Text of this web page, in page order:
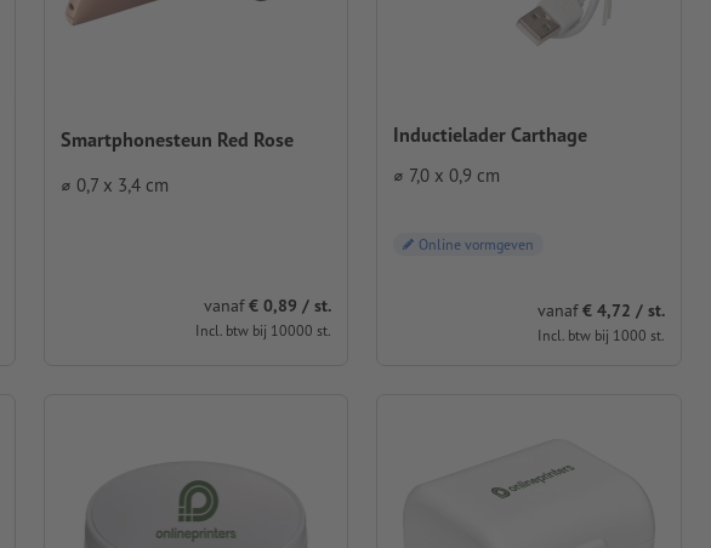
Smartphonesteun Red Rose
⌀ 0,7 x 3,4 cm
vanaf€ 0,89 / st.
Incl. btw bij 10000 st.
Inductielader Carthage
⌀ 7,0 x 0,9 cm
Online vormgeven
vanaf€ 4,72 / st.
Incl. btw bij 1000 st.